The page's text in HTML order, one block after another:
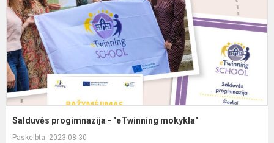
Salduvės progimnazija - "eTwinning mokykla"
Paskelbta: 2023-08-30